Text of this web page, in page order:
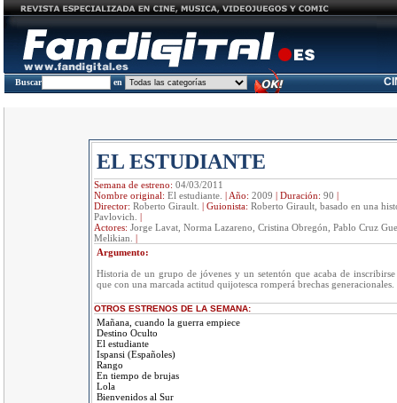
Buscar en
EL ESTUDIANTE
Semana de estreno: 04/03/2011
Nombre original: El estudiante. | Año: 2009 | Duración: 90 |
Director: Roberto Girault. | Guionista: Roberto Girault, basado en una
Pavlovich. |
Actores: Jorge Lavat, Norma Lazareno, Cristina Obregón, Pablo Cruz
Melikian. |
Argumento:
Historia de un grupo de jóvenes y un setentón que acaba de
que con una marcada actitud quijotesca romperá brechas generacionales.
OTROS ESTRENOS DE LA SEMANA:
Mañana, cuando la guerra empiece
Destino Oculto
El estudiante
Ispansi (Españoles)
Rango
En tiempo de brujas
Lola
Bienvenidos al Sur